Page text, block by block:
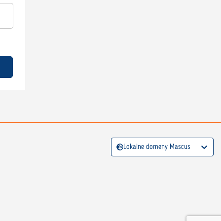
Lokalne domeny Mascus